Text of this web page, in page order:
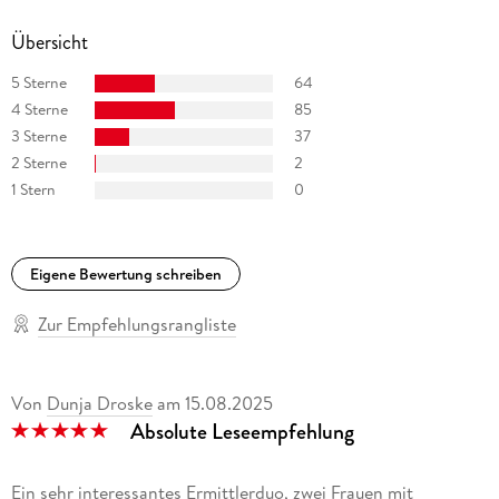
Übersicht
5 Sterne
64
4 Sterne
85
3 Sterne
37
2 Sterne
2
1 Stern
0
Eigene Bewertung schreiben
Zur Empfehlungsrangliste
Von Dunja Droske am 15.08.2025
Absolute Leseempfehlung
Ein sehr interessantes Ermittlerduo, zwei Frauen mit